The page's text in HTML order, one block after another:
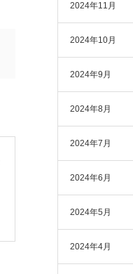
2024年11月
2024年10月
2024年9月
2024年8月
2024年7月
2024年6月
2024年5月
2024年4月